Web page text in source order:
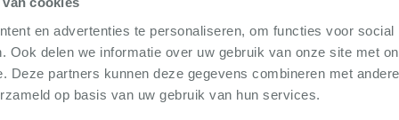
en advertenties te personaliseren, om functies voor
Ook delen we informatie over uw gebruik van onze site met
Deze partners kunnen deze gegevens combineren met
op basis van uw gebruik van hun services.